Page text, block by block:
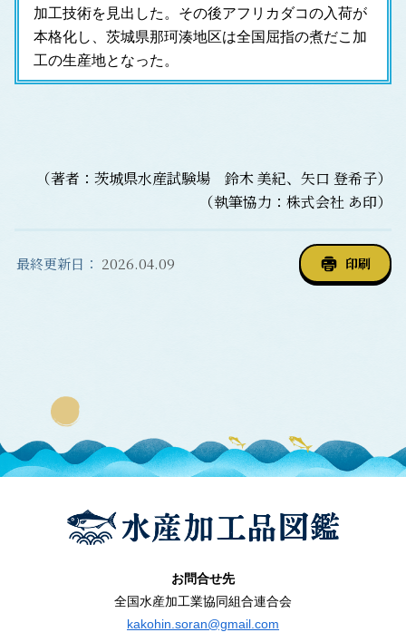
加工技術を見出した。その後アフリカダコの入荷が
本格化し、茨城県那珂湊地区は全国屈指の煮だこ加
工の生産地となった。
（著者：茨城県水産試験場 鈴木 美紀、矢口 登希子）
（執筆協力：株式会社 あ印）
最終更新日： 2026.04.09 印刷
お問合せ先
全国水産加工業協同組合連合会
kakohin.soran@gmail.com